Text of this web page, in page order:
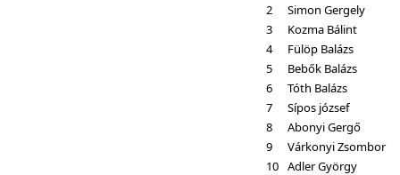
2
Simon Gergely
3
Kozma Bálint
4
Fülöp Balázs
5
Bebők Balázs
6
Tóth Balázs
7
Sípos józsef
8
Abonyi Gergő
9
Várkonyi Zsombor
10 Adler György